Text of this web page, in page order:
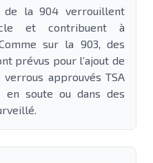
de la 904 verrouillent
et contribuent à
sur la 903, des
prévus pour l’ajout de
approuvés TSA
en soute ou dans des